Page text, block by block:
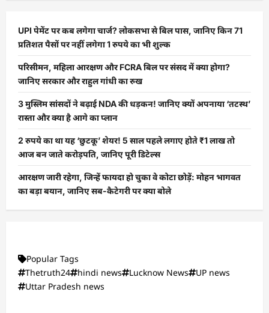
UPI पेमेंट पर कब लगेगा चार्ज? लोकसभा से बिल पास, जानिए किन 71
प्रतिशत पैसों पर नहीं लगेगा 1 रुपये का भी शुल्क
परिसीमन, महिला आरक्षण और FCRA बिल पर संसद में क्या होगा?
जानिए सरकार और राहुल गांधी का रुख
3 मुस्लिम सांसदों ने बढ़ाई NDA की धड़कन! जानिए क्यों अपनाया ‘तटस्थ’
रास्ता और क्या है आगे का प्लान
2 रुपये का था यह ‘छुटकू’ शेयर! 5 साल पहले लगाए होते ₹1 लाख तो
आज बन जाते करोड़पति, जानिए पूरी डिटेल्स
आरक्षण जारी रहेगा, जिन्हें फायदा हो चुका वे कोटा छोड़ें: मोहन भागवत
का बड़ा बयान, जानिए सब-कैटेगरी पर क्या बोले
Popular Tags
Thetruth24
hindi news Lucknow News
UP news
Uttar Pradesh news